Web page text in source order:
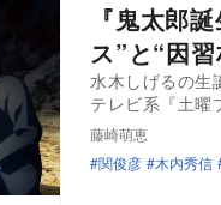
『鬼太郎
ス”と“因
水木しげるの生
テレビ系『土
藤崎萌恵
関俊彦
木内秀信